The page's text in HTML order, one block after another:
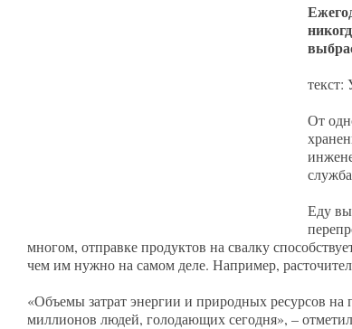
текст:
От
служба
Еду
многом, отправке продуктов на свалку
чем им нужно на самом деле. Например,
«Объемы затрат энергии и природных ресурсов
миллионов людей, голодающих сегодня», –